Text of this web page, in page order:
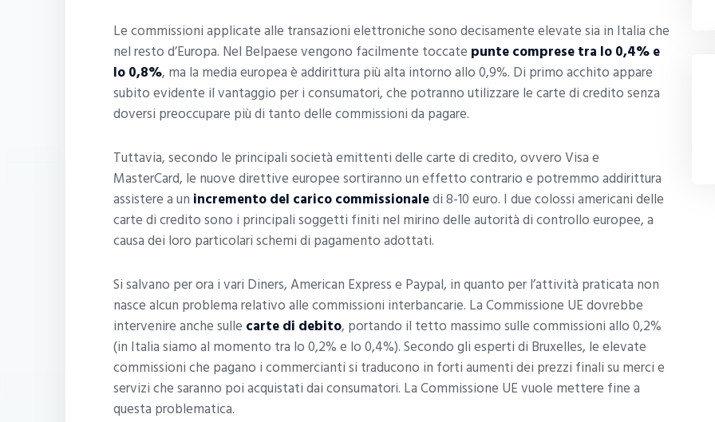
Le commissioni applicate alle transazioni elettroniche sono decisamente elevate sia in Italia che
nel resto d’Europa. Nel Belpaese vengono facilmente toccate punte comprese tra lo 0,4% e
lo 0,8%, ma la media europea è addirittura più alta intorno allo 0,9%. Di primo acchito appare
subito evidente il vantaggio per i consumatori, che potranno utilizzare le carte di credito senza
doversi preoccupare più di tanto delle commissioni da pagare.
Tuttavia, secondo le principali società emittenti delle carte di credito, ovvero Visa e
MasterCard, le nuove direttive europee sortiranno un effetto contrario e potremmo addirittura
assistere a un incremento del carico commissionaledi 8-10 euro. I due colossi americani delle
carte di credito sono i principali soggetti finiti nel mirino delle autorità di controllo europee, a
causa dei loro particolari schemi di pagamento adottati.
Si salvano per ora i vari Diners, American Express e Paypal, in quanto per l’attività praticata non
nasce alcun problema relativo alle commissioni interbancarie. La Commissione UE dovrebbe
intervenire anche sulle carte di debito, portando il tetto massimo sulle commissioni allo 0,2%
(in Italia siamo al momento tra lo 0,2% e lo 0,4%). Secondo gli esperti di Bruxelles, le elevate
commissioni che pagano i commercianti si traducono in forti aumenti dei prezzi finali su merci e
servizi che saranno poi acquistati dai consumatori. La Commissione UE vuole mettere fine a
questa problematica.